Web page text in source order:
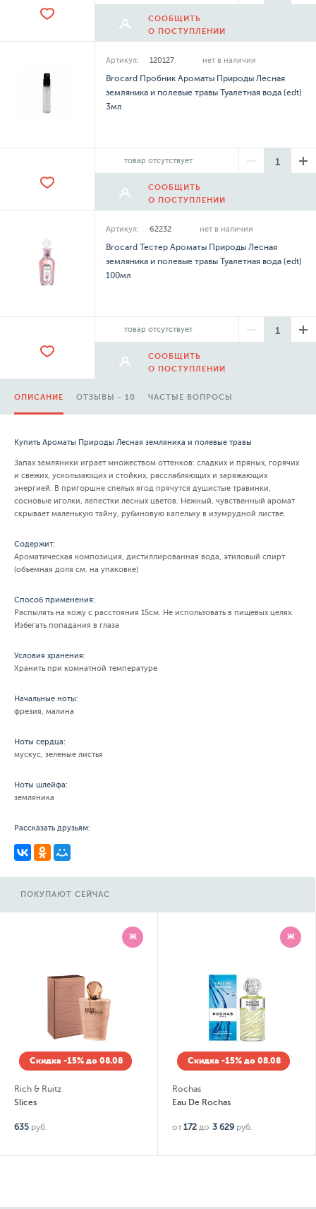
СООБЩИТЬ
О ПОСТУПЛЕНИИ
Артикул: 120127 нет в наличии
Brocard Пробник Ароматы Природы Лесная
земляника и полевые травы Туалетная вода (edt)
3мл
товар отсутствует
СООБЩИТЬ
О ПОСТУПЛЕНИИ
Артикул: 62232 нет в наличии
Brocard Тестер Ароматы Природы Лесная
земляника и полевые травы Туалетная вода (edt)
100мл
товар отсутствует
СООБЩИТЬ
О ПОСТУПЛЕНИИ
ОПИСАНИЕ ОТЗЫВЫ - 10 ЧАСТЫЕ ВОПРОСЫ
Купить Ароматы Природы Лесная земляника и полевые травы
Запах земляники играет множеством оттенков: сладких и пряных, горячих
и свежих, ускользающих и стойких, расслабляющих и заряжающих
энергией. В пригоршне спелых ягод прячутся душистые травинки,
сосновые иголки, лепестки лесных цветов. Нежный, чувственный аромат
скрывает маленькую тайну, рубиновую капельку в изумрудной листве.
Содержит:
Ароматическая композиция, дистиллированная вода, этиловый спирт
(объемная доля см. на упаковке)
Способ применения:
Распылять на кожу с расстояния 15см. Не использовать в пищевых целях.
Избегать попадания в глаза
Условия хранения:
Хранить при комнатной температуре
Начальные ноты:
фрезия, малина
Ноты сердца:
мускус, зеленые листья
Ноты шлейфа:
земляника
Рассказать друзьям:
ПОКУПАЮТ СЕЙЧАС
Ж
Скидка -15% до 08.08
Rich & Ruitz
Slices
635 руб.
Ж
Скидка -15% до 08.08
Rochas
Eau De Rochas
от172 до 3 629 руб.